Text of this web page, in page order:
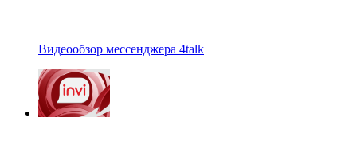
Видеообзор мессенджера 4talk